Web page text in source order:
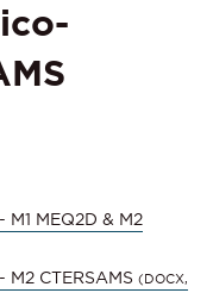
MEQ2D & M2
CTERSAMS (DOCX,